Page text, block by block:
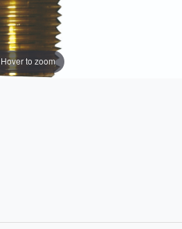
Hover to zoom